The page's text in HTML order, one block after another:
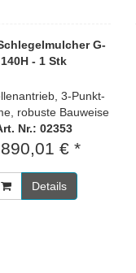
G-
140H - 1 Stk
3-Punkt-
robuste Bauweise
Nr.: 02353
€ *
Details